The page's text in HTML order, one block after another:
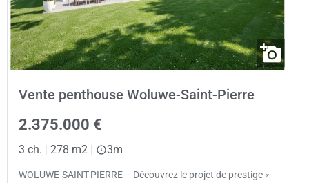
Vente penthouse Woluwe-Saint-Pierre
2.375.000 €
3 ch. | 278 m2 | 3m
WOLUWE-SAINT-PIERRE – Découvrez le projet de prestige «